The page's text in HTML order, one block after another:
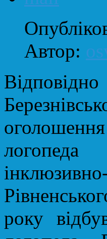
Автор:
логопеда
року